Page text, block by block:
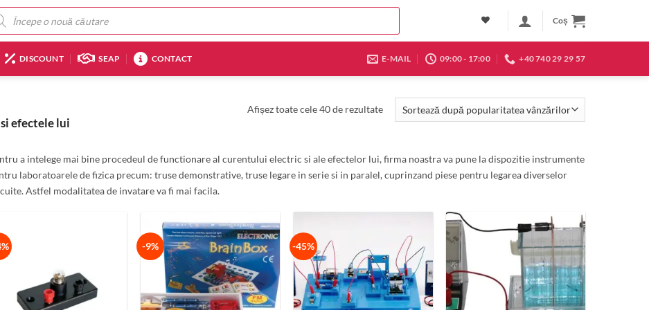
Coș
DISCOUNT SEAP CONTACT E-MAIL 09:00 - 17:00 +40 740 29 29 57
efectele lui
Afișez toate cele 40 de rezultateSortat
după
a intelege mai bine procedeul de functionare al curentului electric si ale efectelor lui, firma noastra va pune la dispozitie instrumente
laboratoarele de fizica precum: truse demonstrative, truse legare in serie si in paralel, cuprinzand piese pentru legarea diverselor
Astfel modalitatea de invatare va fi mai facila.
-9% -45%